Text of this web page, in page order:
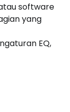
software
yang
EQ,